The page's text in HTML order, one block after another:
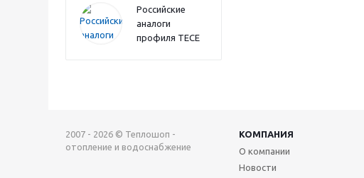
Российские
аналоги
профиля TECE
2007 - 2026 © Теплошоп -
отопление и водоснабжение
КОМПАНИЯ
О компании
Новости